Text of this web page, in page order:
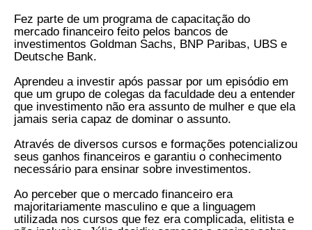
Fez parte de um programa de capacitação do
mercado financeiro feito pelos bancos de
investimentos Goldman Sachs, BNP Paribas, UBS e
Deutsche Bank.
Aprendeu a investir após passar por um episódio em
que um grupo de colegas da faculdade deu a entender
que investimento não era assunto de mulher e que ela
jamais seria capaz de dominar o assunto.
Através de diversos cursos e formações potencializou
seus ganhos financeiros e garantiu o conhecimento
necessário para ensinar sobre investimentos.
Ao perceber que o mercado financeiro era
majoritariamente masculino e que a linguagem
utilizada nos cursos que fez era complicada, elitista e